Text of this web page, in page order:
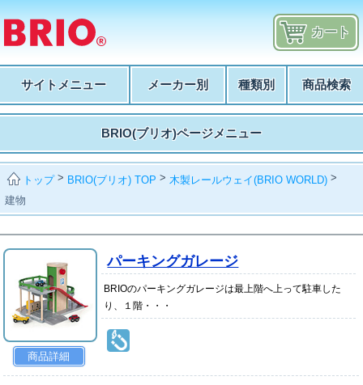
カート
サイトメニュー メーカー別 種類別 商品検索
BRIO(ブリオ)ページメニュー
トップ> BRIO(ブリオ) TOP > 木製レールウェイ(BRIO WORLD) >
建物
商品詳細
パーキングガレージ
BRIOのパーキングガレージは最上階へ上って駐車した
り、１階・・・